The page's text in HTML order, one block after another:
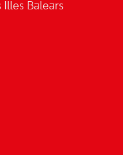
Illes Balears